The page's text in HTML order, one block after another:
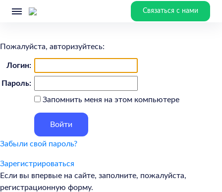
Связаться с нами
Пожалуйста, авторизуйтесь:
Логин:
Пароль:
Запомнить меня на этом компьютере
Забыли свой пароль?
Зарегистрироваться
Если вы впервые на сайте, заполните, пожалуйста,
регистрационную форму.